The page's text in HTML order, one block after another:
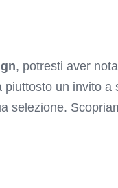
, potresti aver
un invito
selezione.